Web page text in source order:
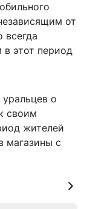
от
в этот период
о
своим
жителей
магазины с